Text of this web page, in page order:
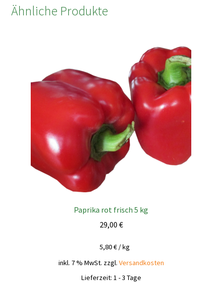
Ähnliche Produkte
Paprika rot frisch 5 kg
29,00 €
5,80€/kg
inkl. 7 % MwSt. zzgl. Versandkosten
Lieferzeit: 1 - 3 Tage